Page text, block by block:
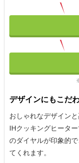
デザインにもこだ
おしゃれなデザイン
IHクッキングヒータ
のダイヤルが印象的
てくれます。